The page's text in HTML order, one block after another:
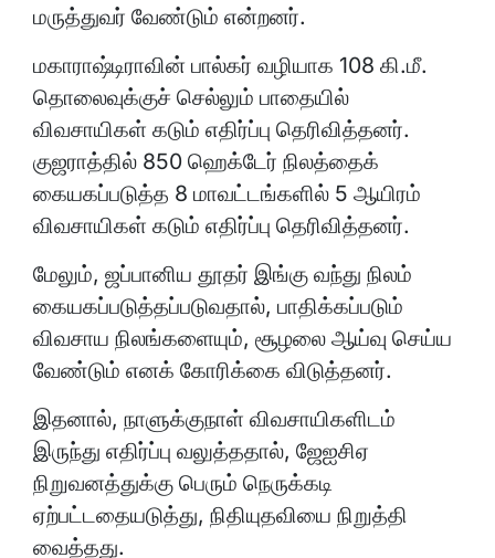
மருத்துவர் வேண்டும் என்றனர்.
மகாராஷ்டிராவின் பால்கர் வழியாக 108 கி.மீ.
தொலைவுக்குச் செல்லும் பாதையில்
விவசாயிகள் கடும் எதிர்ப்பு தெரிவித்தனர்.
குஜராத்தில் 850 ஹெக்டேர் நிலத்தைக்
கையகப்படுத்த 8 மாவட்டங்களில் 5 ஆயிரம்
விவசாயிகள் கடும் எதிர்ப்பு தெரிவித்தனர்.
மேலும், ஜப்பானிய தூதர் இங்கு வந்து நிலம்
கையகப்படுத்தப்படுவதால், பாதிக்கப்படும்
விவசாய நிலங்களையும், சூழலை ஆய்வு செய்ய
வேண்டும் எனக் கோரிக்கை விடுத்தனர்.
இதனால், நாளுக்குநாள் விவசாயிகளிடம்
இருந்து எதிர்ப்பு வலுத்ததால், ஜேஐசிஏ
நிறுவனத்துக்கு பெரும் நெருக்கடி
ஏற்பட்டதையடுத்து, நிதியுதவியை நிறுத்தி
வைத்தது.